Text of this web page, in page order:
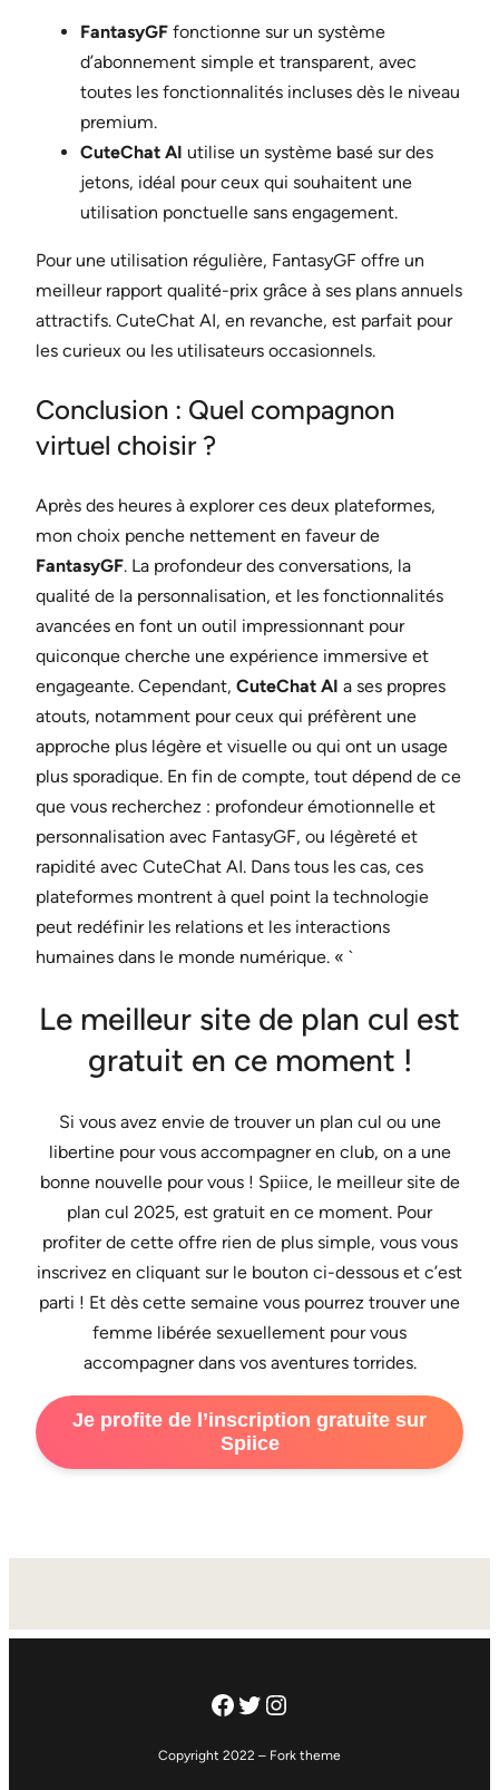
FantasyGF fonctionne sur un système
d’abonnement simple et transparent, avec
toutes les fonctionnalités incluses dès le niveau
premium.
CuteChat AI utilise un système basé sur des
jetons, idéal pour ceux qui souhaitent une
utilisation ponctuelle sans engagement.
Pour une utilisation régulière, FantasyGF offre un
meilleur rapport qualité-prix grâce à ses plans annuels
attractifs. CuteChat AI, en revanche, est parfait pour
les curieux ou les utilisateurs occasionnels.
Conclusion : Quel compagnon
virtuel choisir ?
Après des heures à explorer ces deux plateformes,
mon choix penche nettement en faveur de
FantasyGF. La profondeur des conversations, la
qualité de la personnalisation, et les fonctionnalités
avancées en font un outil impressionnant pour
quiconque cherche une expérience immersive et
engageante. Cependant, CuteChat AI a ses propres
atouts, notamment pour ceux qui préfèrent une
approche plus légère et visuelle ou qui ont un usage
plus sporadique. En fin de compte, tout dépend de ce
que vous recherchez : profondeur émotionnelle et
personnalisation avec FantasyGF, ou légèreté et
rapidité avec CuteChat AI. Dans tous les cas, ces
plateformes montrent à quel point la technologie
peut redéfinir les relations et les interactions
humaines dans le monde numérique. « `
Le meilleur site de plan cul est
gratuit en ce moment !
Si vous avez envie de trouver un plan cul ou une
libertine pour vous accompagner en club, on a une
bonne nouvelle pour vous ! Spiice, le meilleur site de
plan cul 2025, est gratuit en ce moment. Pour
profiter de cette offre rien de plus simple, vous vous
inscrivez en cliquant sur le bouton ci-dessous et c’est
parti ! Et dès cette semaine vous pourrez trouver une
femme libérée sexuellement pour vous
accompagner dans vos aventures torrides.
Je profite de l’inscription gratuite sur
Spiice
Facebook
Twitter
Instagram
Copyright 2022 – Fork theme